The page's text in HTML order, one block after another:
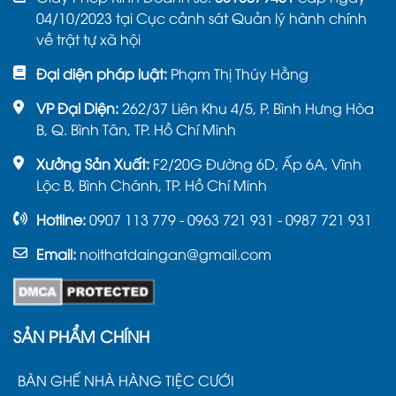
04/10/2023 tại Cục cảnh sát Quản lý hành chính
về trật tự xã hội
Đại diện pháp luật: Phạm Thị Thúy Hằng
VP Đại Diện:262/37 Liên Khu 4/5, P. Bình Hưng Hòa
B, Q. Bình Tân, TP. Hồ Chí Minh
Xưởng Sản Xuất: F2/20G Đường 6D, Ấp 6A, Vĩnh
Lộc B, Bình Chánh, TP. Hồ Chí Minh
Hotline:0907 113 779 - 0963 721 931 - 0987 721 931
Email: noithatdaingan@gmail.com
SẢN PHẨM CHÍNH
BÀN GHẾ NHÀ HÀNG TIỆC CƯỚI